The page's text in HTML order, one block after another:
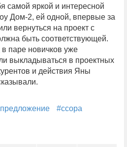
самой яркой и интересной
Дом-2, ей одной, впервые за
вернуться на проект с
быть соответствующей.
паре новичков уже
выкладываться в проектных
и действия Яны
#ссора